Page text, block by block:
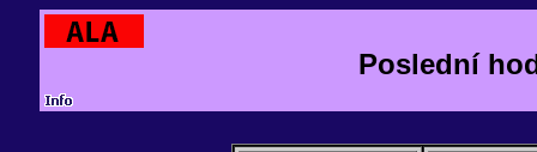
Poslední